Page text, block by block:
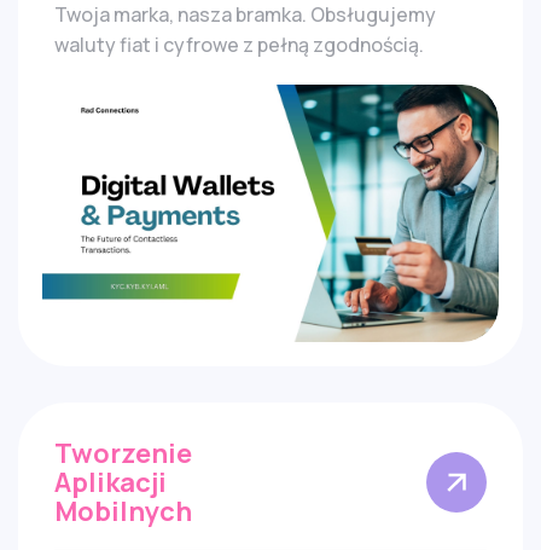
Twoja marka, nasza bramka. Obsługujemy
waluty fiat i cyfrowe z pełną zgodnością.
Tworzenie
Aplikacji
Mobilnych